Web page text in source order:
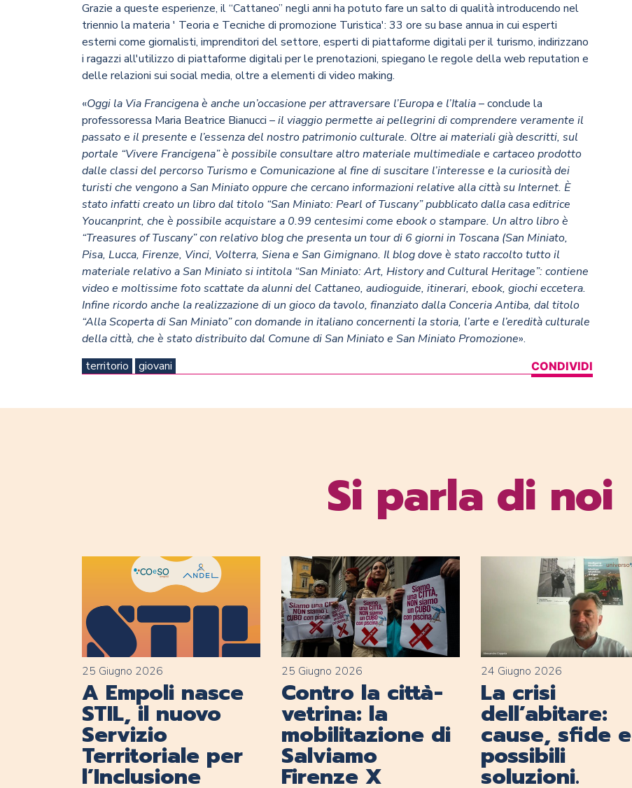
Grazie a queste esperienze, il “Cattaneo” negli anni ha potuto fare un salto di qualità introducendo nel
triennio la materia ' Teoria e Tecniche di promozione Turistica': 33 ore su base annua in cui esperti
esterni come giornalisti, imprenditori del settore, esperti di piattaforme digitali per il turismo, indirizzano
i ragazzi all'utilizzo di piattaforme digitali per le prenotazioni, spiegano le regole della web reputation e
delle relazioni sui social media, oltre a elementi di video making.
«Oggi la Via Francigena è anche un’occasione per attraversare l’Europa e l’Italia– conclude la
professoressa Maria Beatrice Bianucci –il viaggio permette ai pellegrini di comprendere veramente il
passato e il presente e l’essenza del nostro patrimonio culturale. Oltre ai materiali già descritti, sul
portale “Vivere Francigena” è possibile consultare altro materiale multimediale e cartaceo prodotto
dalle classi del percorso Turismo e Comunicazione al fine di suscitare l’interesse e la curiosità dei
turisti che vengono a San Miniato oppure che cercano informazioni relative alla città su Internet. È
stato infatti creato un libro dal titolo “San Miniato: Pearl of Tuscany” pubblicato dalla casa editrice
Youcanprint, che è possibile acquistare a 0.99 centesimi come ebook o stampare. Un altro libro è
“Treasures of Tuscany”con relativo blogche presenta un tour di 6 giorni in Toscana (San Miniato,
Pisa, Lucca, Firenze, Vinci, Volterra, Siena e San Gimignano. Il blog dove è stato raccolto tutto il
materiale relativo a San Miniato si intitola “San Miniato: Art, History and Cultural Heritage”: contiene
video e moltissime foto scattate da alunni del Cattaneo, audioguide, itinerari, ebook, giochi eccetera.
Infine ricordo anche la realizzazione di un gioco da tavolo, finanziato dalla Conceria Antiba, dal titolo
“Alla Scoperta di San Miniato” con domande in italiano concernenti la storia, l’arte e l’eredità culturale
della città, che è stato distribuito dal Comune di San Miniato e San Miniato Promozione».
territorio
giovani CONDIVIDI
Si parla di noi
25 Giugno 2026
A Empoli nasce
STIL, il nuovo
Servizio
Territoriale per
l’Inclusione
25 Giugno 2026
Contro la città-
vetrina: la
mobilitazione di
Salviamo
Firenze X
24 Giugno 2026
La crisi
dell’abitare:
cause, sfide e
possibili
soluzioni.